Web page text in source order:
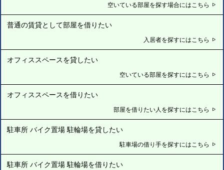
空いている部屋を探す場合にはこちら
普通の賃貸として部屋を借りたい
入居者を探すにはこちら
オフィススペースを貸したい
空いている部屋を探すにはこちら
オフィススペースを借りたい
部屋を借りたい人を探すにはこちら
駐車所 バイク置場 駐輪場を貸したい
駐車場の借り手を探すにはこちら
駐車所 バイク置場 駐輪場を借りたい